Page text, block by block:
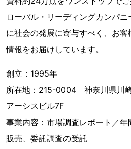
ローバル・リーディングカンパ
に社会の発展に寄与すべく、お
情報をお届けしています。
創立：1995年
所在地：215-0004 神奈川県川
アーシスビル7F
事業内容：市場調査レポート／
販売、委託調査の受託